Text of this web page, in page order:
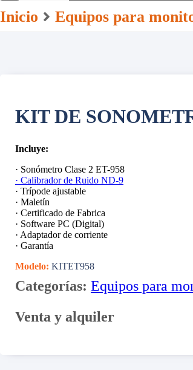
Inicio Equipos para
KIT DE
Incluye:
· Sonómetro Clase 2 ET-958
· Calibrador de Ruido ND-9
· Trípode ajustable
· Maletín
· Certificado de Fabrica
· Software PC (Digital)
· Adaptador de corriente
· Garantía
Modelo: KITET958
Categorías: Equipos para
Venta y alquiler